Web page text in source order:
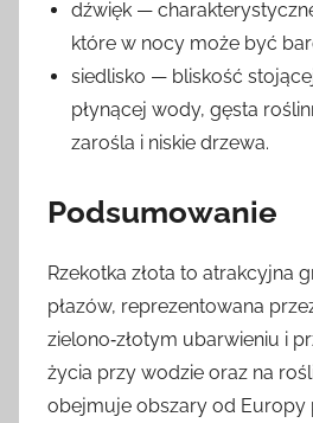
dźwięk —
które w nocy może być
siedlisko — bliskość
płynącej wody, gęsta
zarośla i niskie drzewa.
Podsumowanie
Rzekotka złota to atrakcyjna
płazów, reprezentowana
zielono‑złotym ubarwieniu i
życia przy wodzie oraz na
obejmuje obszary od Europy